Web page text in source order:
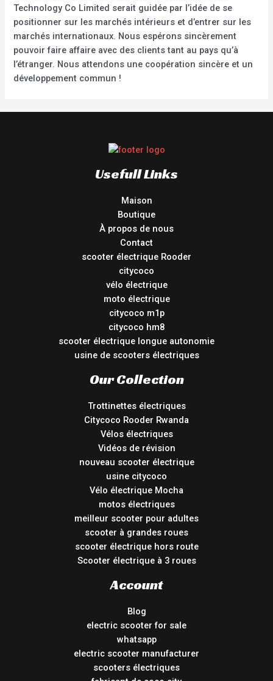
Technology Co Limited serait guidée par l’idée de se
positionner sur les marchés intérieurs et d’entrer sur les
marchés internationaux. Nous espérons sincèrement
pouvoir faire affaire avec des clients tant au pays qu’à
l’étranger. Nous attendons une coopération sincère et un
développement commun !
Usefull Links
Maison
Boutique
À propos de nous
Contact
scooter électrique Rooder
citycoco
vélo électrique
moto électrique
citycoco m1p
citycoco hm8
scooter électrique longue autonomie
usine de scooters électriques
Our Collection
Trottinettes électriques
Citycoco Rooder Rwanda
Vélos électriques
Vidéos de révision
nouveau scooter électrique
usine citycoco
Vélo électrique Mocha
motos électriques
meilleur scooter pour adultes
scooter à grandes roues
scooter électrique hors route
Scooter électrique à 3 roues
Account
Blog
electric scooter for sale
whatsapp
electric scooter manufacturer
scooters électriques